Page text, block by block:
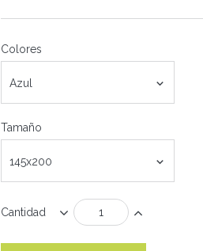
Colores
Azul
Tamaño
145x200
Cantidad